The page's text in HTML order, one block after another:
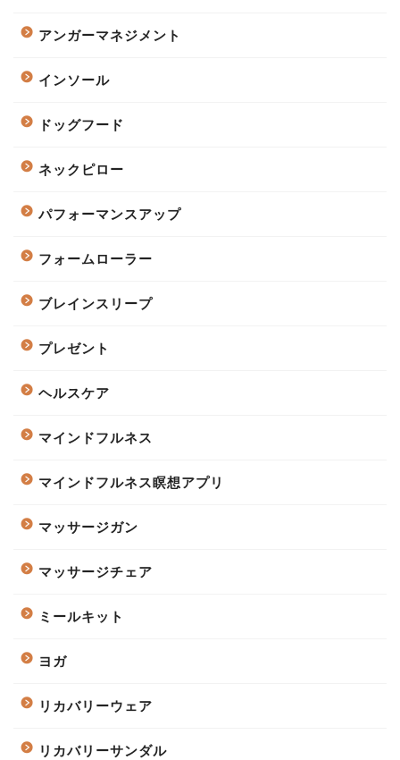
アンガーマネジメント
インソール
ドッグフード
ネックピロー
パフォーマンスアップ
フォームローラー
ブレインスリープ
プレゼント
ヘルスケア
マインドフルネス
マインドフルネス瞑想アプリ
マッサージガン
マッサージチェア
ミールキット
ヨガ
リカバリーウェア
リカバリーサンダル